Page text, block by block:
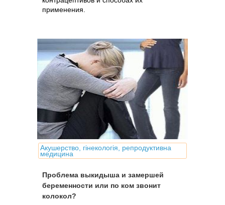
применения.
Акушерство, гінекологія, репродуктивна
медицина
Проблема выкидыша и замершей
беременности или по ком звонит
колокол?